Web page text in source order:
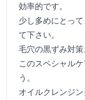
効率的です。
少し多めにとっ
て下さい。
毛穴の黒ずみ対
このスペシャル
う。
オイルクレンジ